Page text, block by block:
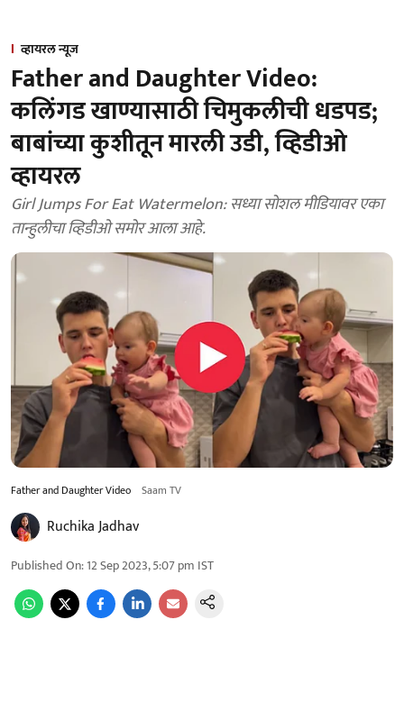
व्हायरल न्यूज
Father and Daughter Video:
कलिंगड खाण्यासाठी चिमुकलीची धडपड;
बाबांच्या कुशीतून मारली उडी, व्हिडीओ
व्हायरल
Girl Jumps For Eat Watermelon: सध्या सोशल मीडियावर एका
तान्हुलीचा व्हिडीओ समोर आला आहे.
Father and Daughter Video Saam TV
Ruchika Jadhav
Published On:12 Sep 2023, 5:07 pm IST